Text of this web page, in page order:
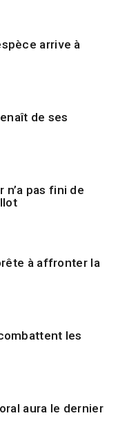
arrive à
de ses
n’a pas fini de
à affronter la
les
aura le dernier